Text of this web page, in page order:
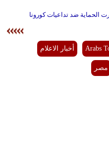
الحماية ضد تداعيات كورونا
Arabs أخبار الاعلام
مصر